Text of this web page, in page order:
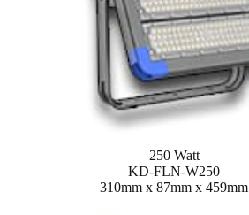
250 Watt
KD-FLN-W250
310mm x 87mm x 459mm